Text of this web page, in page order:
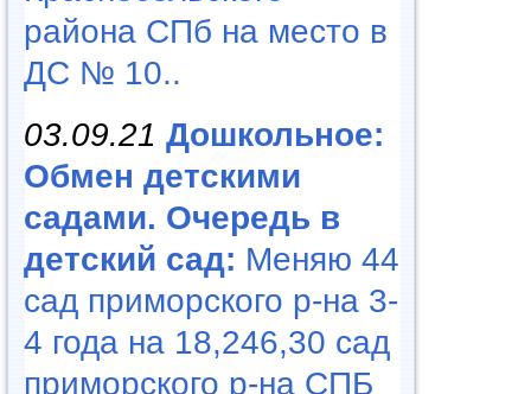
района СПб на место в
ДС № 10..
03.09.21 Дошкольное:
Обмен детскими
садами. Очередь в
детский сад: Меняю 44
сад приморского р-на 3-
4 года на 18,246,30 сад
приморского р-на СПБ